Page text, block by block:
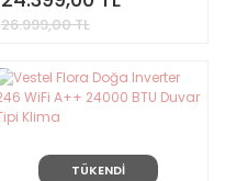
26.999,00 TL
TÜKENDİ